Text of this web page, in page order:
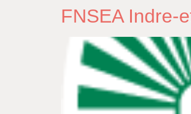
FNSEA Indre-